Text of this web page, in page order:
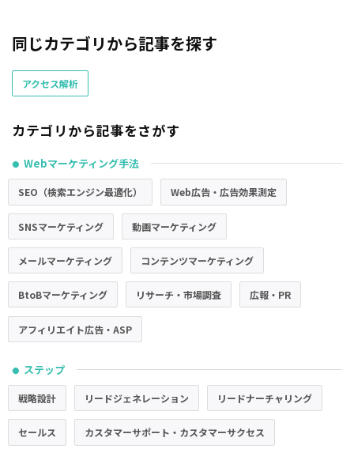
同じカテゴリから記事を探す
アクセス解析
カテゴリから記事をさがす
● Webマーケティング手法
SEO（検索エンジン最適化） Web広告・広告効果測定
SNSマーケティング 動画マーケティング
メールマーケティング コンテンツマーケティング
BtoBマーケティング リサーチ・市場調査 広報・PR
アフィリエイト広告・ASP
● ステップ
戦略設計 リードジェネレーション リードナーチャリング
セールス カスタマーサポート・カスタマーサクセス